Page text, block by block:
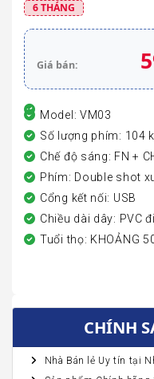
6 THÁNG
Giá bán:
Model: VM03
Số lượng phím: 104
Chế độ sáng: FN +
Phím: Double shot
Cổng kết nối: USB
Chiều dài dây: PVC
Tuổi thọ: KHOẢNG
CHÍNH
Nhà Bán lẻ Uy tín tại